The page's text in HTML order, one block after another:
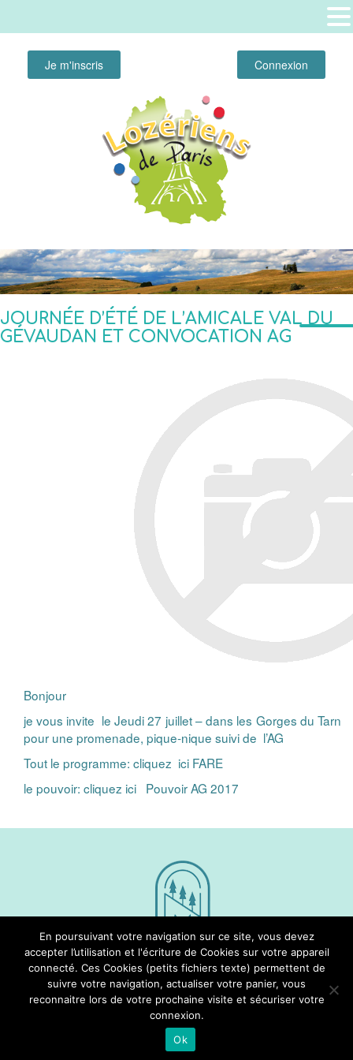
Connexion
Je m'inscris
JOURNÉE D’ÉTÉ DE L’AMICALE VAL DU
GÉVAUDAN ET CONVOCATION AG
Bonjour
je vous invite le Jeudi 27 juillet – dans les Gorges du Tarn
pour une promenade, pique-nique suivi de l’AG
Tout le programme: cliquez ici FARE
le pouvoir: cliquez ici Pouvoir AG 2017
Nous Suivre
Webdesign : L’Ecole Multimedia © Copyright 2026 -
En poursuivant votre navigation sur ce site, vous devez
accepter l’utilisation et l'écriture de Cookies sur votre appareil
connecté. Ces Cookies (petits fichiers texte) permettent de
suivre votre navigation, actualiser votre panier, vous
reconnaitre lors de votre prochaine visite et sécuriser votre
connexion.
Ok